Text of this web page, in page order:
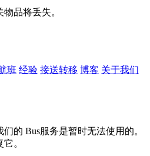
品将丢失。
班 经验 接送转移 博客 关于我们
的 Bus服务是暂时无法使用的。
。